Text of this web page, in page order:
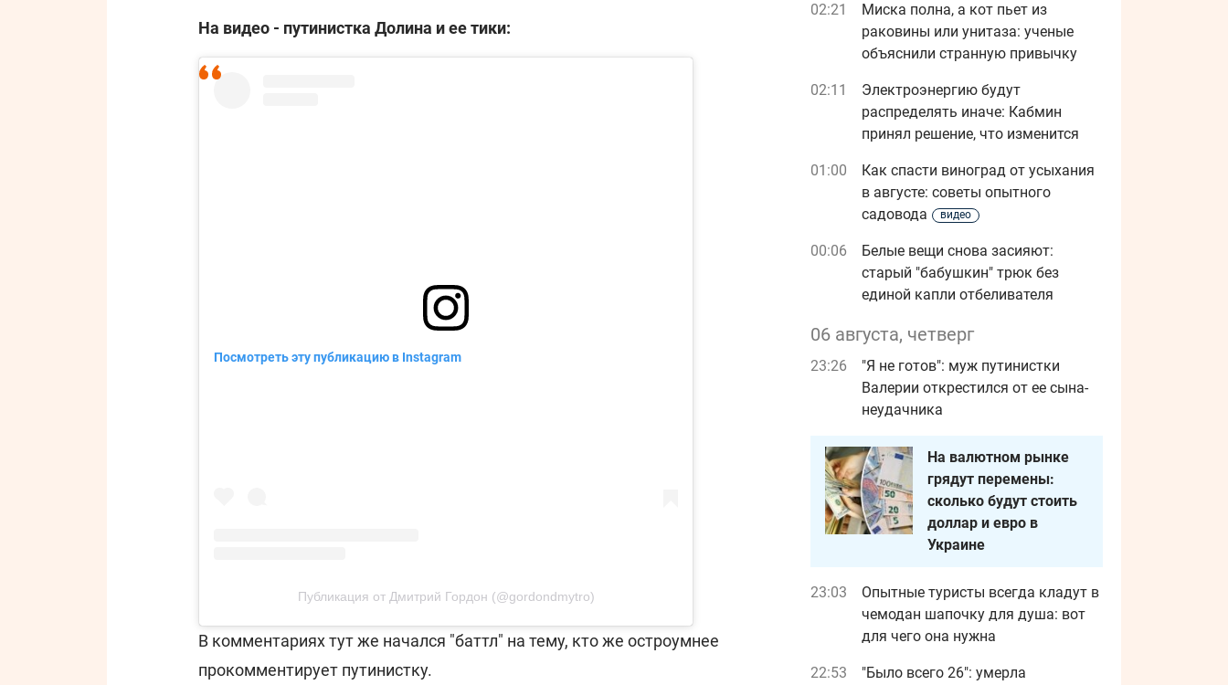
На видео - путинистка Долина и ее тики:
Посмотреть эту публикацию в Instagram
Публикация от Дмитрий Гордон (@gordondmytro)
В комментариях тут же начался "баттл" на тему, кто же остроумнее
прокомментирует путинистку.
02:21
Миска полна, а кот пьет из
раковины или унитаза: ученые
объяснили странную привычку
02:11
Электроэнергию будут
распределять иначе: Кабмин
принял решение, что изменится
01:00
Как спасти виноград от усыхания
в августе: советы опытного
садовода
видео
00:06
Белые вещи снова засияют:
старый "бабушкин" трюк без
единой капли отбеливателя
06 августа, четверг
23:26
"Я не готов": муж путинистки
Валерии открестился от ее сына-
неудачника
На валютном рынке
грядут перемены:
сколько будут стоить
доллар и евро в
Украине
23:03
Опытные туристы всегда кладут в
чемодан шапочку для душа: вот
для чего она нужна
22:53
"Было всего 26": умерла